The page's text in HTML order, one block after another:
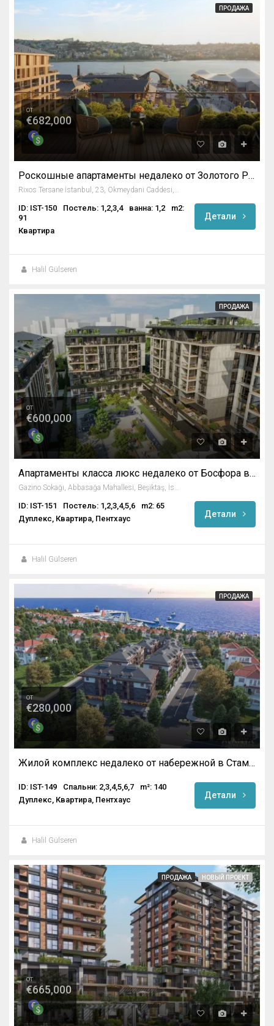
ПРОДАЖА
от
€682,000
Роскошные апартаменты недалеко от Золотого Рога в Бейоглу / Стамбул
ID: IST-150 Постель: 1,2,3,4 ванна: 1,2
m2:
91
Квартира
Детали
Halil Gülseren
ПРОДАЖА
от
€600,000
Апартаменты класса люкс недалеко от Босфора в Стамбуле
Gazino Sokağı, Abbasağa Mahallesi, Beşiktaş, İstanbul, Marmara Bölgesi, 34022, Türkiye
ID: IST-151 Постель: 1,2,3,4,5,6
m2: 65
Дуплекс, Квартира, Пентхаус
Детали
Halil Gülseren
ПРОДАЖА
от
€280,000
Жилой комплекс недалеко от набережной в Стамбуле
ID: IST-149 Спальни: 2,3,4,5,6,7
m²: 140
Дуплекс, Квартира, Пентхаус
Детали
Halil Gülseren
ПРОДАЖА НОВЫЙ ПРОЕКТ
от
€665,000